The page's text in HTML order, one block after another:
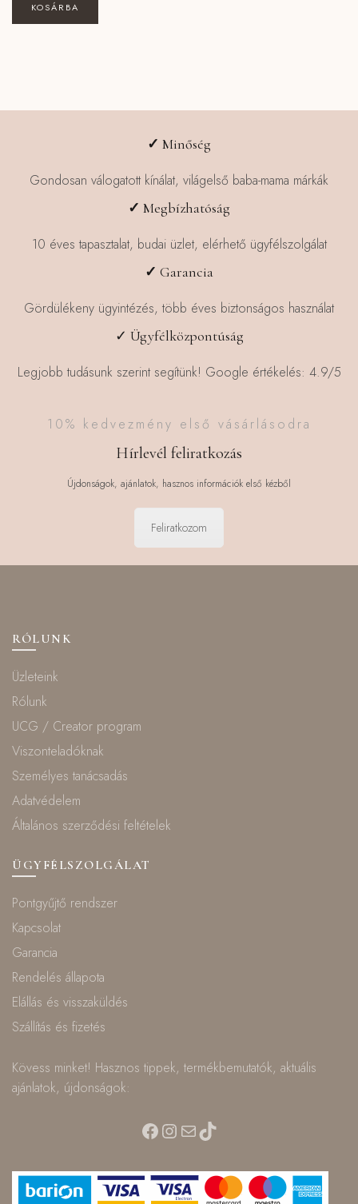
KOSÁRBA
✓ Minőség
Gondosan válogatott kínálat, világelső baba-mama márkák
✓ Megbízhatóság
10 éves tapasztalat, budai üzlet, elérhető ügyfélszolgálat
✓ Garancia
Gördülékeny ügyintézés, több éves biztonságos használat
✓ Ügyfélközpontúság
Legjobb tudásunk szerint segítünk! Google értékelés: 4.9/5
10% kedvezmény első vásárlásodra
Hírlevél feliratkozás
Újdonságok, ajánlatok, hasznos információk első kézből
Feliratkozom
RÓLUNK
Üzleteink
Rólunk
UCG / Creator program
Viszonteladóknak
Személyes tanácsadás
Adatvédelem
Általános szerződési feltételek
ÜGYFÉLSZOLGÁLAT
Pontgyűjtő rendszer
Kapcsolat
Garancia
Rendelés állapota
Elállás és visszaküldés
Szállítás és fizetés
Kövess minket! Hasznos tippek, termékbemutatók, aktuális
ajánlatok, újdonságok:
Facebook
Instagram
MailTikTok